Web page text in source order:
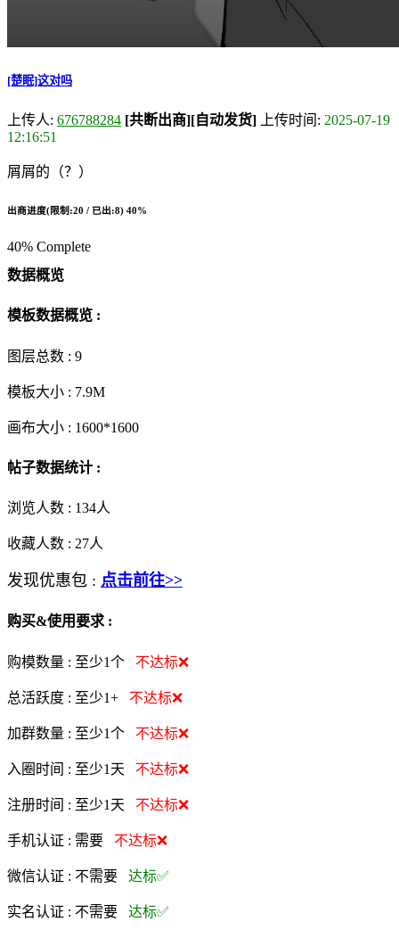
[楚眠]这对吗
上传人: 676788284 [共断出商][自动发货] 上传时间: 2025-07-19
12:16:51
屑屑的（？）
出商进度(限制:20 / 已出:8) 40%
40% Complete
数据概览
模板数据概览 :
图层总数 : 9
模板大小 : 7.9M
画布大小 : 1600*1600
帖子数据统计 :
浏览人数 : 134人
收藏人数 : 27人
发现优惠包 : 点击前往>>
购买&使用要求 :
购模数量 : 至少1个 不达标❌
总活跃度 : 至少1+ 不达标❌
加群数量 : 至少1个 不达标❌
入圈时间 : 至少1天 不达标❌
注册时间 : 至少1天 不达标❌
手机认证 : 需要 不达标❌
微信认证 : 不需要 达标✅
实名认证 : 不需要 达标✅